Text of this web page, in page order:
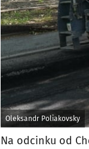
Oleksandr Poliakovsky
Na odcinku od